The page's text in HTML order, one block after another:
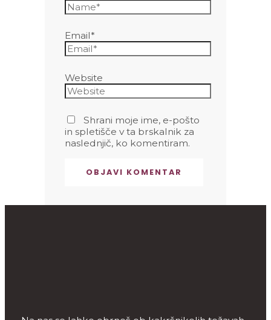
Email*
Website
Shrani moje ime, e-pošto
in spletišče v ta brskalnik za
naslednjič, ko komentiram.